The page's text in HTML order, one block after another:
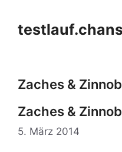
springen
Zaches &
Zaches &
5. März 2014